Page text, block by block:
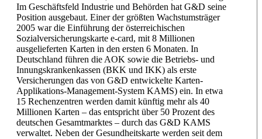
Im Geschäftsfeld Industrie und Behörden hat G&D seine
Position ausgebaut. Einer der größten Wachstumsträger
2005 war die Einführung der österreichischen
Sozialversicherungskarte e-card, mit 8 Millionen
ausgelieferten Karten in den ersten 6 Monaten. In
Deutschland führen die AOK sowie die Betriebs- und
Innungskrankenkassen (BKK und IKK) als erste
Versicherungen das von G&D entwickelte Karten-
Applikations-Management-System KAMS) ein. In etwa
15 Rechenzentren werden damit künftig mehr als 40
Millionen Karten – das entspricht über 50 Prozent des
deutschen Gesamtmarktes – durch das G&D KAMS
verwaltet. Neben der Gesundheitskarte werden seit dem